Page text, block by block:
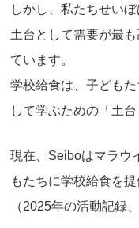
しかし、私たちせい
土台として需要が最
ています。
学校給食は、子ども
して学ぶための「土台
現在、Seiboはマラウ
もたちに学校給食を提
（2025年の活動記録